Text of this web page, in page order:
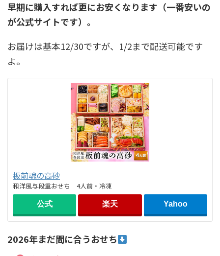
早期に購入すれば更にお安くなります（一番安いの
が公式サイトです）。
お届けは基本12/30ですが、1/2まで配送可能です
よ。
板前魂の高砂
和洋風与段重おせち 4人前・冷凍
公式 楽天 Yahoo
2026年まだ間に合うおせち